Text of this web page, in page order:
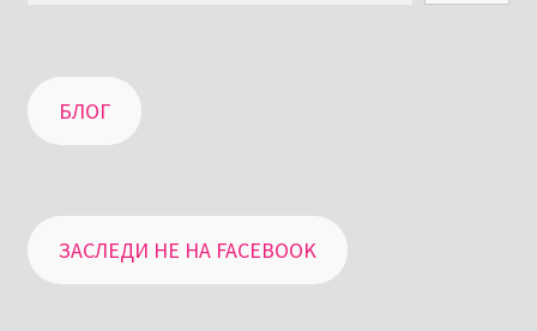
БЛОГ
ЗАСЛЕДИ НЕ НА FACEBOOK